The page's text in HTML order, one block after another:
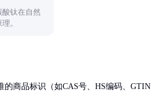
钛在自然
。
商品标识（如CAS号、HS编码、GTIN